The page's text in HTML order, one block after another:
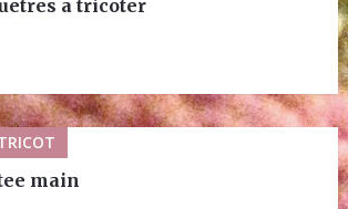
a tricoter
main